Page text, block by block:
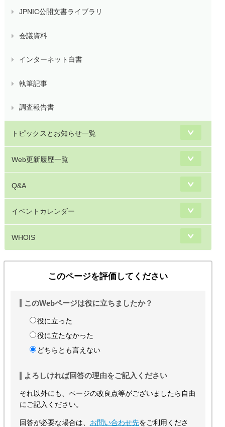
JPNIC公開文書ライブラリ
会議資料
インターネット白書
執筆記事
調査報告書
トピックスとお知らせ一覧
Web更新履歴一覧
Q&A
イベントカレンダー
WHOIS
このページを評価してください
このWebページは役に立ちましたか？
役に立った
役に立たなかった
どちらとも言えない
よろしければ回答の理由をご記入ください
それ以外にも、ページの改良点等がございましたら自由
にご記入ください。
回答が必要な場合は、 お問い合わせ先をご利用くださ